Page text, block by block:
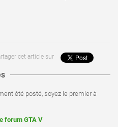
cet article sur
été posté, soyez le premier à
forum GTA V